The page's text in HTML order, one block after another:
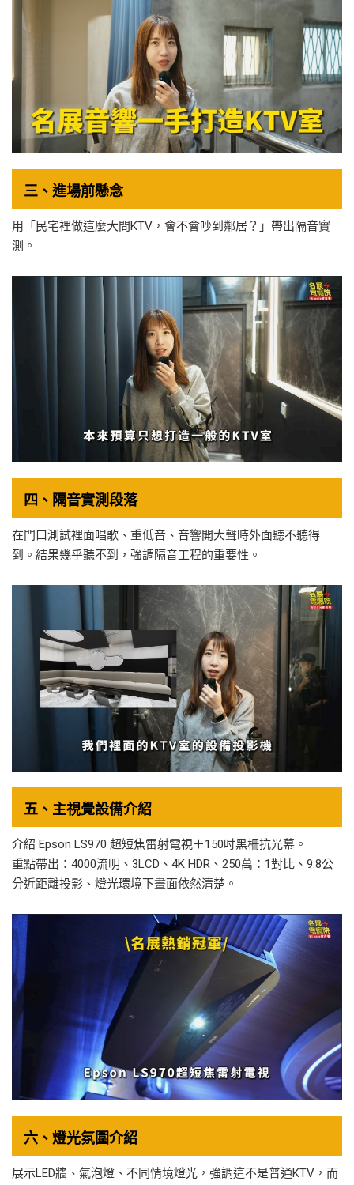
三、進場前懸念
用「民宅裡做這麼大間KTV，會不會吵到鄰居？」帶出隔音實
測。
四、隔音實測段落
在門口測試裡面唱歌、重低音、音響開大聲時外面聽不聽得
到。結果幾乎聽不到，強調隔音工程的重要性。
五、主視覺設備介紹
介紹 Epson LS970 超短焦雷射電視＋150吋黑柵抗光幕。
重點帶出：4000流明、3LCD、4K HDR、250萬：1對比、9.8公
分近距離投影、燈光環境下畫面依然清楚。
六、燈光氛圍介紹
展示LED牆、氣泡燈、不同情境燈光，強調這不是普通KTV，而